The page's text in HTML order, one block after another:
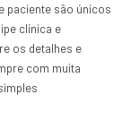
paciente são únicos
clínica e
os detalhes e
com muita